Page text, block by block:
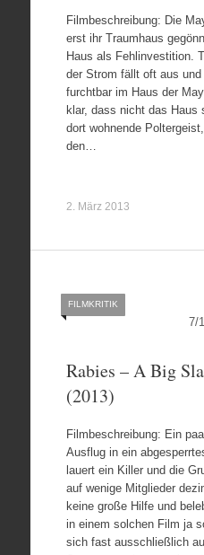
Filmbeschreibung: Die
erst ihr Traumhaus
Haus als Fehlinvestition.
der Strom fällt oft aus
furchtbar im Haus der
klar, dass nicht das Haus
dort wohnende
den…
2. März 2013
7/
FILMKRITIK
Rabies – A Big
(2013)
Filmbeschreibung: Ein
Ausflug in ein
lauert ein Killer und die
auf wenige Mitglieder
keine große Hilfe und
in einem solchen Film ja
sich fast ausschließlich